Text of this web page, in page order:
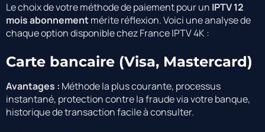
Le choix de votre méthode de paiement pour un IPTV 12
mois abonnementmérite réflexion. Voici une analyse de
chaque option disponible chez France IPTV 4K :
Carte bancaire (Visa, Mastercard)
Avantages : Méthode la plus courante, processus
instantané, protection contre la fraude via votre banque,
historique de transaction facile à consulter.